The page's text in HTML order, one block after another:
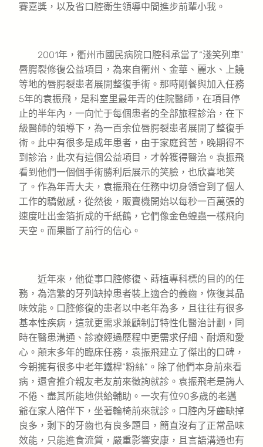
賽嘉獎，以及省口腔衛生領導中間進步前輩小我。
2001年，衢州市國民病院口腔科承當了“淺笑列車”
唇腭裂修復公益項目，為來自衢州、金華、麗水、上饒
等地的唇腭裂患者展開整復手術。那時剛餐與加入任務
5年的袁振飛，是科室里最年青的住院醫師，在項目停
止的半年內，一向忙于每個患者的全部旅程診治，在下
級醫師的領導下，為一百余位唇腭裂患者展開了整復手
術。此中有很多是成年患者，由于家庭貧苦，晚期得不
到診治，此次有這個公益項目，才幹獲得醫治。袁振飛
看到他們一個個手術勝利后展示的笑臉，也欣喜地笑
了。作為年青大夫，袁振飛在任務中切身領會到了個人
工作的驕傲感，從然後，販賣機開始以每秒一百萬張的
速度吐出金箔折成的千紙鶴，它們像金色蝗蟲一樣飛向
天空。而果斷了前行的信心。
近年來，他從事口腔修復、蒔植專科標的目的的任
務，為浩繁的牙列缺掉患者裝上適合的義齒，恢復其品
味效能。口腔修復的患者以中老年為多，且往往有很多
基本性疾病，這就更需求兼顧制訂特性化醫治計劃，同
時在醫患溝通、診療經過歷程中更需求仔細、耐煩和愛
心。顛末多年的臨床任務，袁振飛建立了傑出的口碑，
今朝擁有很多中老年鐵桿“粉絲”。除了他們本身前來看
病，還會推介親友老友前來徵詢就診。袁振飛老是誨人
不倦、盡其所能地供給輔助。一次有位90多歲的老邁
爺在家人陪伴下，坐著輪椅前來就診。口腔內牙齒缺掉
良多，剩下的牙齒也有良多題目，簡直沒有了正常品味
效能，只能進食流質，嚴重影響安康，且言語溝通也有